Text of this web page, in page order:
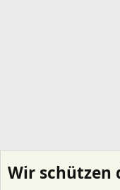
Wir schützen